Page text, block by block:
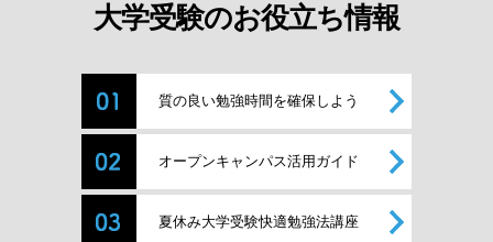
大学受験のお役立ち情報
質の良い勉強時間を確保しよう
オープンキャンパス活用ガイド
夏休み大学受験快適勉強法講座